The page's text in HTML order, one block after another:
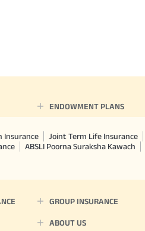
ENDOWMENT PLANS
Insurance Joint Term Life Insurance
ABSLI Poorna Suraksha Kawach
GROUP INSURANCE
ABOUT US